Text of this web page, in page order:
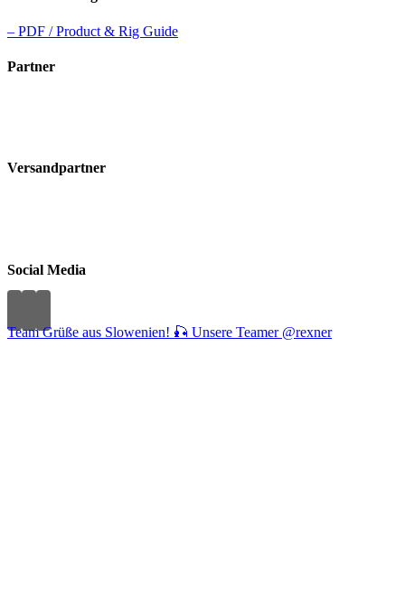
– PDF / Product & Rig Guide
Partner
Versandpartner
Social Media
Team Grüße aus Slowenien! 🎣 Unsere Teamer @rexner